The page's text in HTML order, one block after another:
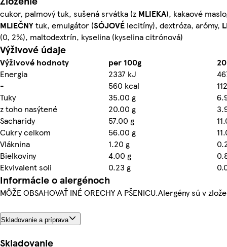
cukor, palmový tuk, sušená srvátka (z MLIEKA), kakaové
MLIEČNYtuk, emulgátor (SÓJOVÉ lecitíny), dextróza, arómy,
(0, 2%), maltodextrín, kyselina (kyselina citrónová)
Výživové údaje
Výživové hodnoty per 100g
Energia
2337 kJ
-
560 kcal
Tuky
35.00 g
z toho nasýtené
20.00 g
Sacharidy
57.00 g
Cukry celkom
56.00 g
Vláknina
1.20 g
Bielkoviny
4.00 g
Ekvivalent soli
0.23 g
Informácie o alergénoch
MÔŽE OBSAHOVAŤ INÉ ORECHY A PŠENICU.Alergény sú v
Skladovanie a príprava
Skladovanie